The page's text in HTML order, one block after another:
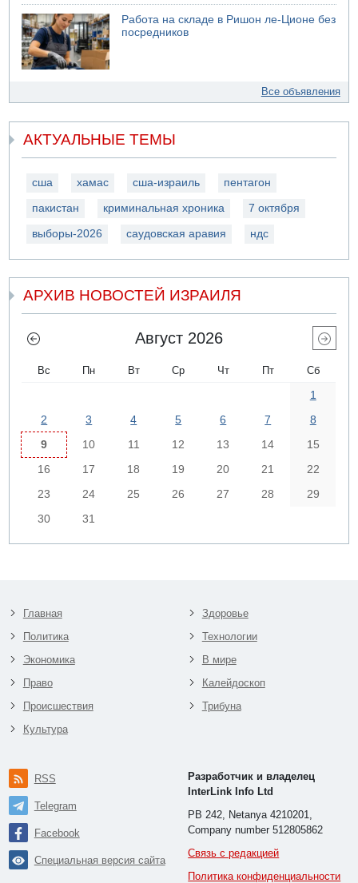
Работа на складе в Ришон ле-Ционе без
посредников
Все объявления
АКТУАЛЬНЫЕ ТЕМЫ
сша хамас сша-израиль пентагон
пакистан криминальная хроника 7 октября
выборы-2026 саудовская аравия ндс
АРХИВ НОВОСТЕЙ ИЗРАИЛЯ
Август 2026
Вс Пн Вт Ср Чт Пт Сб
1
2
3 4 5 6 7
8
9
10 11 12 13 14
15
16
17 18 19 20 21
22
23
24 25 26 27 28
29
30
31
Главная
Политика
Экономика
Право
Происшествия
Культура
Здоровье
Технологии
В мире
Калейдоскоп
Трибуна
RSS
Telegram
Facebook
Специальная версия сайта
Разработчик и владелец
InterLink Info Ltd
PB 242, Netanya 4210201,
Company number 512805862
Связь с редакцией
Политика конфиденциальности